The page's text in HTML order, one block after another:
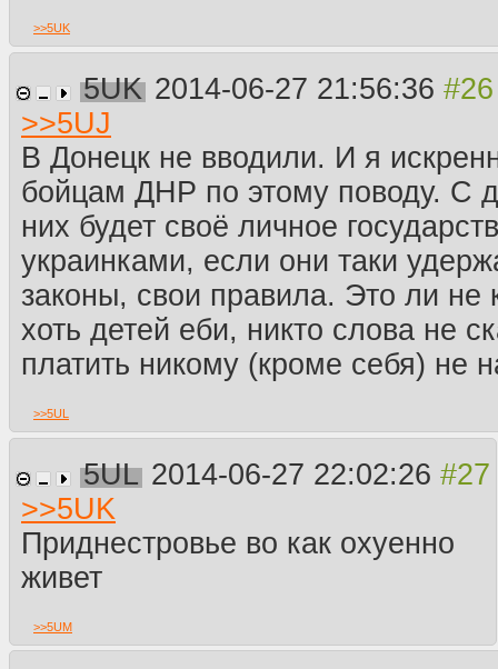
>>5UK
5UK 2014-06-27 21:56:36
>>5UJ
В Донецк не вводили. И я
бойцам ДНР по этому поводу. С
них будет своё личное
украинками, если они таки
законы, свои правила. Это ли
хоть детей еби, никто слова не
платить никому (кроме себя) не
>>5UL
5UL 2014-06-27 22:02:26
>>5UK
Приднестровье во как охуенно
живет
>>5UM